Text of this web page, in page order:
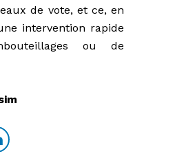
de vote, et ce, en
intervention rapide
ou de